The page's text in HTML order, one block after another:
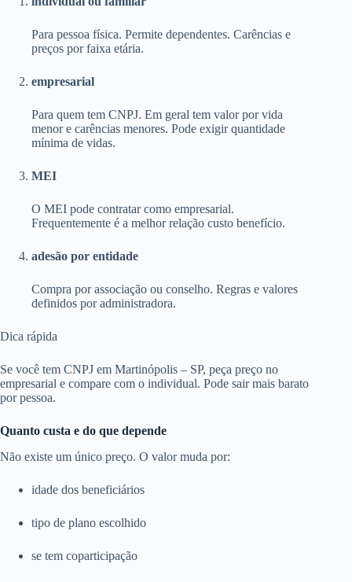
Para pessoa física. Permite dependentes. Carências e
preços por faixa etária.
empresarial
Para quem tem CNPJ. Em geral tem valor por vida
menor e carências menores. Pode exigir quantidade
mínima de vidas.
MEI
O MEI pode contratar como empresarial.
Frequentemente é a melhor relação custo benefício.
adesão por entidade
Compra por associação ou conselho. Regras e valores
definidos por administradora.
Dica rápida
Se você tem CNPJ em Martinópolis – SP, peça preço no
empresarial e compare com o individual. Pode sair mais barato
por pessoa.
Quanto custa e do que depende
Não existe um único preço. O valor muda por:
idade dos beneficiários
tipo de plano escolhido
se tem coparticipação